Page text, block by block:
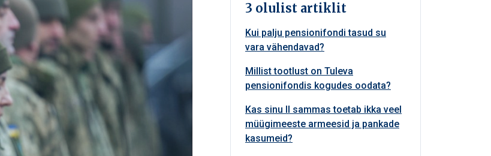
3 olulist artiklit
Kui palju pensionifondi tasud su
vara vähendavad?
Millist tootlust on Tuleva
pensionifondis kogudes oodata?
Kas sinu II sammas toetab ikka veel
müügimeeste armeesid ja pankade
kasumeid?